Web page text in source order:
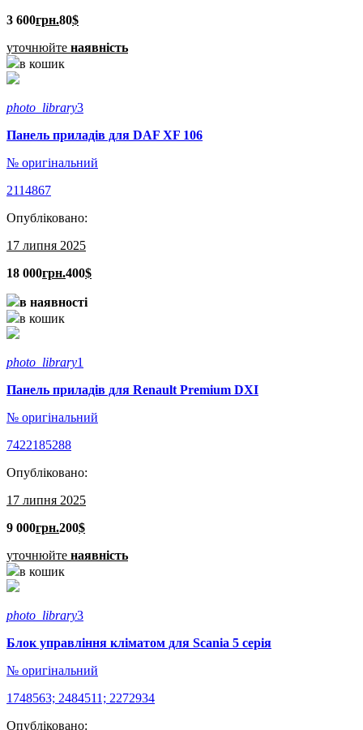
3 600грн.80$
уточнюйте наявність
в кошик
photo_library3
Панель приладів для DAF XF 106
№ оригінальний
2114867
Опубліковано:
17 липня 2025
18 000грн.400$
в наявності
в кошик
photo_library1
Панель приладів для Renault Premium DXI
№ оригінальний
7422185288
Опубліковано:
17 липня 2025
9 000грн.200$
уточнюйте наявність
в кошик
photo_library3
Блок управління кліматом для Scania 5 серія
№ оригінальний
1748563; 2484511; 2272934
Опубліковано: